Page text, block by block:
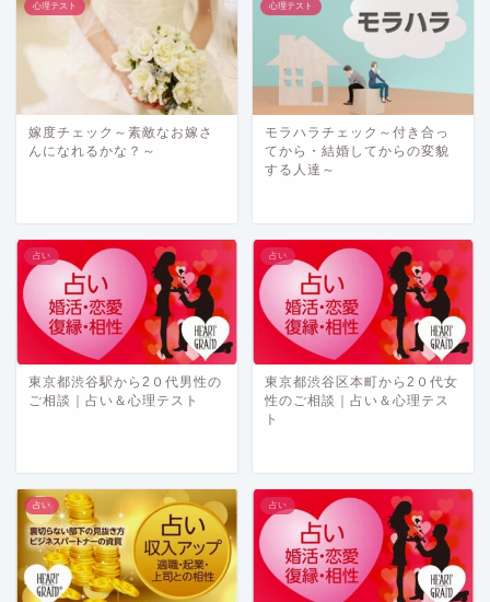
心理テスト
嫁度チェック～素敵なお嫁さ
んになれるかな？～
心理テスト
モラハラチェック～付き合っ
てから・結婚してからの変貌
する人達～
占い
東京都渋谷駅から2０代男性の
ご相談｜占い＆心理テスト
占い
東京都渋谷区本町から2０代女
性のご相談｜占い＆心理テス
ト
占い 占い